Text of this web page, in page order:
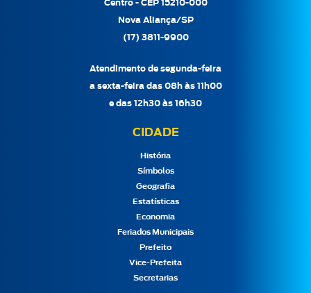
Centro - CEP 15210-000
Nova Aliança/SP
(17) 3811-9900
Atendimento de segunda-feira
a sexta-feira das 08h às 11h00
e das 12h30 às 16h30
CIDADE
História
Símbolos
Geografia
Estatísticas
Economia
Feriados Municipais
Prefeito
Vice-Prefeita
Secretarias